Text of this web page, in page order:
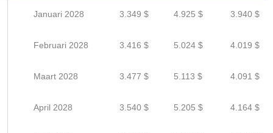
Januari 2028 3.349 $ 4.925 $ 3.940 $
Februari 2028 3.416 $ 5.024 $ 4.019 $
Maart 2028 3.477 $ 5.113 $ 4.091 $
April 2028 3.540 $ 5.205 $ 4.164 $